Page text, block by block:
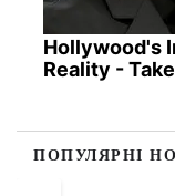
Hollywood's
Reality -
ПОПУЛЯРНІ